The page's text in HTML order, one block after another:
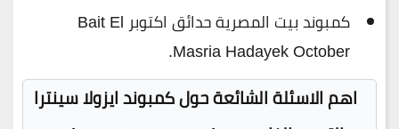
كمبوند بيت المصرية حدائق اكتوبر Bait El
Masria Hadayek October.
اهم الاسئلة الشائعة حول كمبوند ايزولا سينترا